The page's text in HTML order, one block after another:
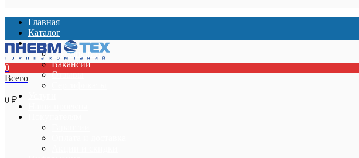
Главная
Каталог
О компании
О компании
Вакансии
Отзывы
0
Всего
0 ₽